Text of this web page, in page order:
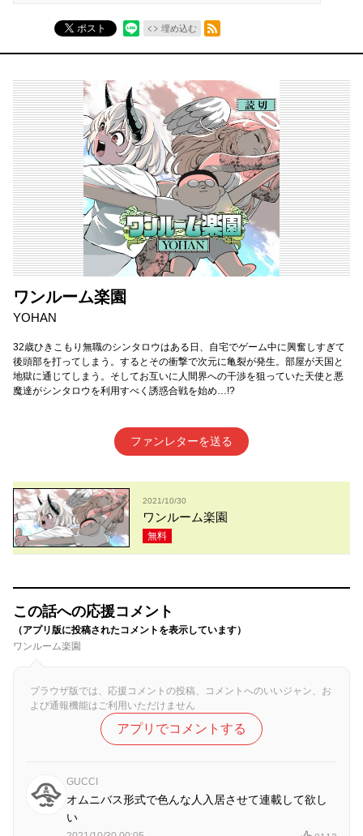
ポスト 埋め込む
RSSフィード
ワンルーム楽園
YOHAN
32歳ひきこもり無職のシンタロウはある日、自宅でゲーム中に興奮しすぎて
後頭部を打ってしまう。するとその衝撃で次元に亀裂が発生。部屋が天国と
地獄に通じてしまう。そしてお互いに人間界への干渉を狙っていた天使と悪
魔達がシンタロウを利用すべく誘惑合戦を始め…!?
ファンレターを送る
2021/10/30
ワンルーム楽園
無料
この話への応援コメント
（アプリ版に投稿されたコメントを表示しています）
ワンルーム楽園
ブラウザ版では、応援コメントの投稿、コメントへのいいジャン、お
よび通報機能はご利用いただけません
アプリでコメントする
GUCCI
オムニバス形式で色んな人入居させて連載して欲し
い